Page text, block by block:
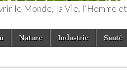
le Monde, la Vie, l'Homme
Nature Industrie Santé